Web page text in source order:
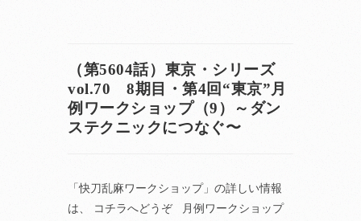
（第5604話）東京・シリーズ
vol.70 8期目・第4回“東京”月
例ワークショップ（9）～ダン
ステクニックにつなぐ〜
「快刀乱麻ワークショップ」の詳しい情報
は、 コチラへどうぞ 月例ワークショップ